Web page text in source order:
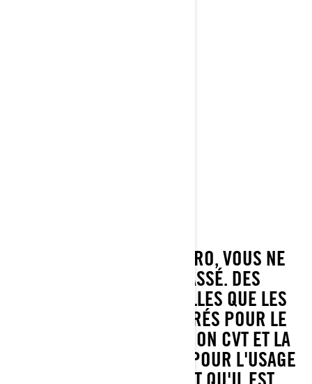
AVEC UN OUTLANDER PRO, VOUS NE
SEREZ JAMAIS DÉPASSÉ. DES
CARACTÉRISTIQUES TELLES QUE LES
MOTEURS ROTAX CALIBRÉS POUR LE
TRAVAIL, LA TRANSMISSION CVT ET LA
SUSPENSION CALIBRÉE POUR L'USAGE